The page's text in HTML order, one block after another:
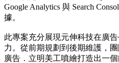
Google Analytics 與 Search
據。
此專案充分展現元伸科技在廣
力。從前期規劃到後期維護，
廣告．立明美工噴繪打造出一